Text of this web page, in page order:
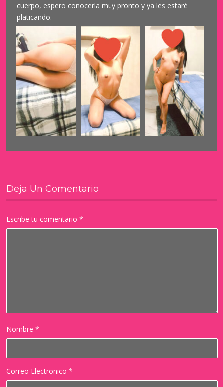
cuerpo, espero conocerla muy pronto y ya les estaré
platicando.
Deja Un Comentario
Escribe tu comentario*
Nombre*
Correo Electronico*